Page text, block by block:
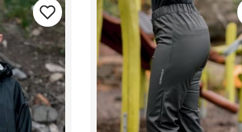
Step-in sko (11)
Stoler (5)
T-skjorter
99)
Telt
5)
Termos og
termoflasker (36)
Tilbehør (46)